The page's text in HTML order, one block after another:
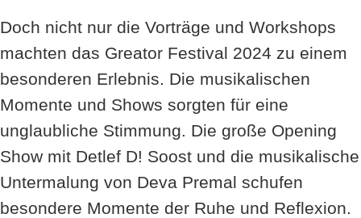
Doch nicht nur die Vorträge und Workshops
machten das Greator Festival 2024 zu einem
besonderen Erlebnis. Die musikalischen
Momente und Shows sorgten für eine
unglaubliche Stimmung. Die große Opening
Show mit Detlef D! Soost und die musikalische
Untermalung von Deva Premal schufen
besondere Momente der Ruhe und Reflexion.